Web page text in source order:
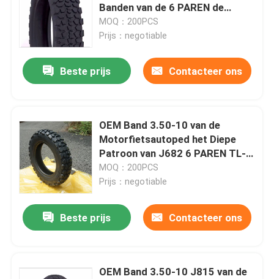
Banden van de 6 PAREN de
Elektrische Autoped
MOQ：200PCS
Prijs：negotiable
Beste prijs Contacteer ons
OEM Band 3.50-10 van de
Motorfietsautoped het Diepe
Patroon van J682 6 PAREN TL-
Zonder binnenband
MOQ：200PCS
Prijs：negotiable
Beste prijs Contacteer ons
OEM Band 3.50-10 J815 van de